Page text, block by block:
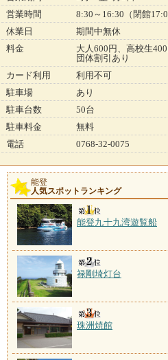
営業時間
8:30～16:30（閉館
休業日
期間中無休
料金
大人600円、高校生
団体割引あり
カード利用
利用不可
駐車場
あり
駐車台数
50台
駐車料金
無料
電話
0768-32-0075
能登
人気スポットランキング
能登九十九湾遊覧船
禄剛埼灯台
珠洲焼館